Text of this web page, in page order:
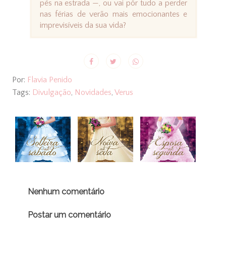
pés na estrada —, ou vai pôr tudo a perder
nas férias de verão mais emocionantes e
imprevisíveis da sua vida?
Por: Flavia Penido
Tags: Divulgação, Novidades, Verus
Nenhum comentário
Postar um comentário